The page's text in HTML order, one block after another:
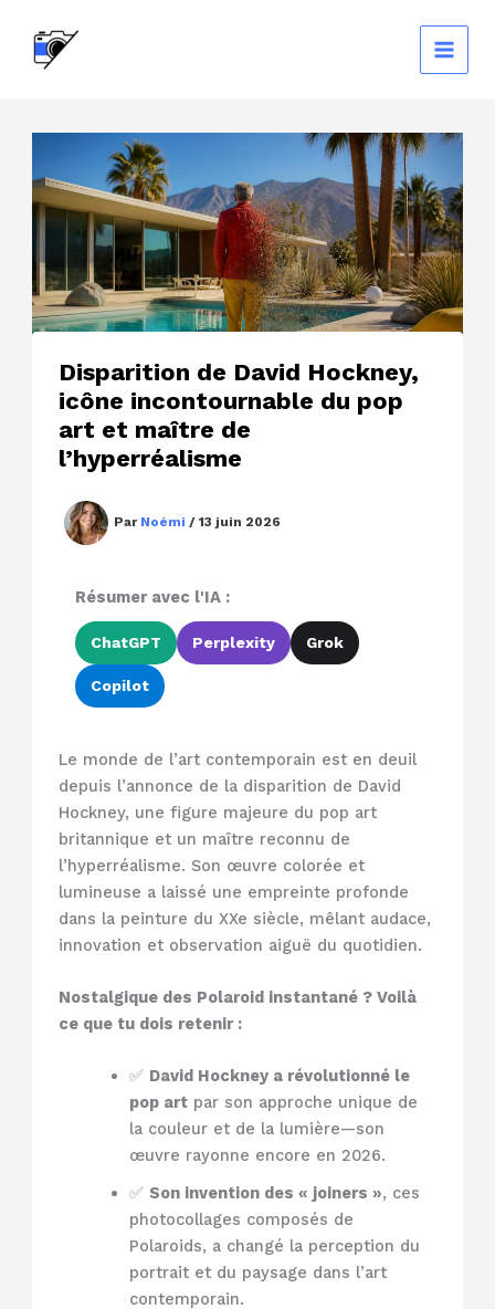
contenu
Disparition de David Hockney,
icône incontournable du pop
art et maître de
l’hyperréalisme
Par Noémi /13 juin 2026
Résumer avec l'IA :
ChatGPT Perplexity Grok
Copilot
Le monde de l’art contemporain est en deuil
depuis l’annonce de la disparition de David
Hockney, une figure majeure du pop art
britannique et un maître reconnu de
l’hyperréalisme. Son œuvre colorée et
lumineuse a laissé une empreinte profonde
dans la peinture du XXe siècle, mêlant audace,
innovation et observation aiguë du quotidien.
Nostalgique des Polaroid instantané ? Voilà
ce que tu dois retenir :
✅ David Hockney a révolutionné le
pop artpar son approche unique de
la couleur et de la lumière—son
œuvre rayonne encore en 2026.
✅ Son invention des « joiners », ces
photocollages composés de
Polaroids, a changé la perception du
portrait et du paysage dans l’art
contemporain.